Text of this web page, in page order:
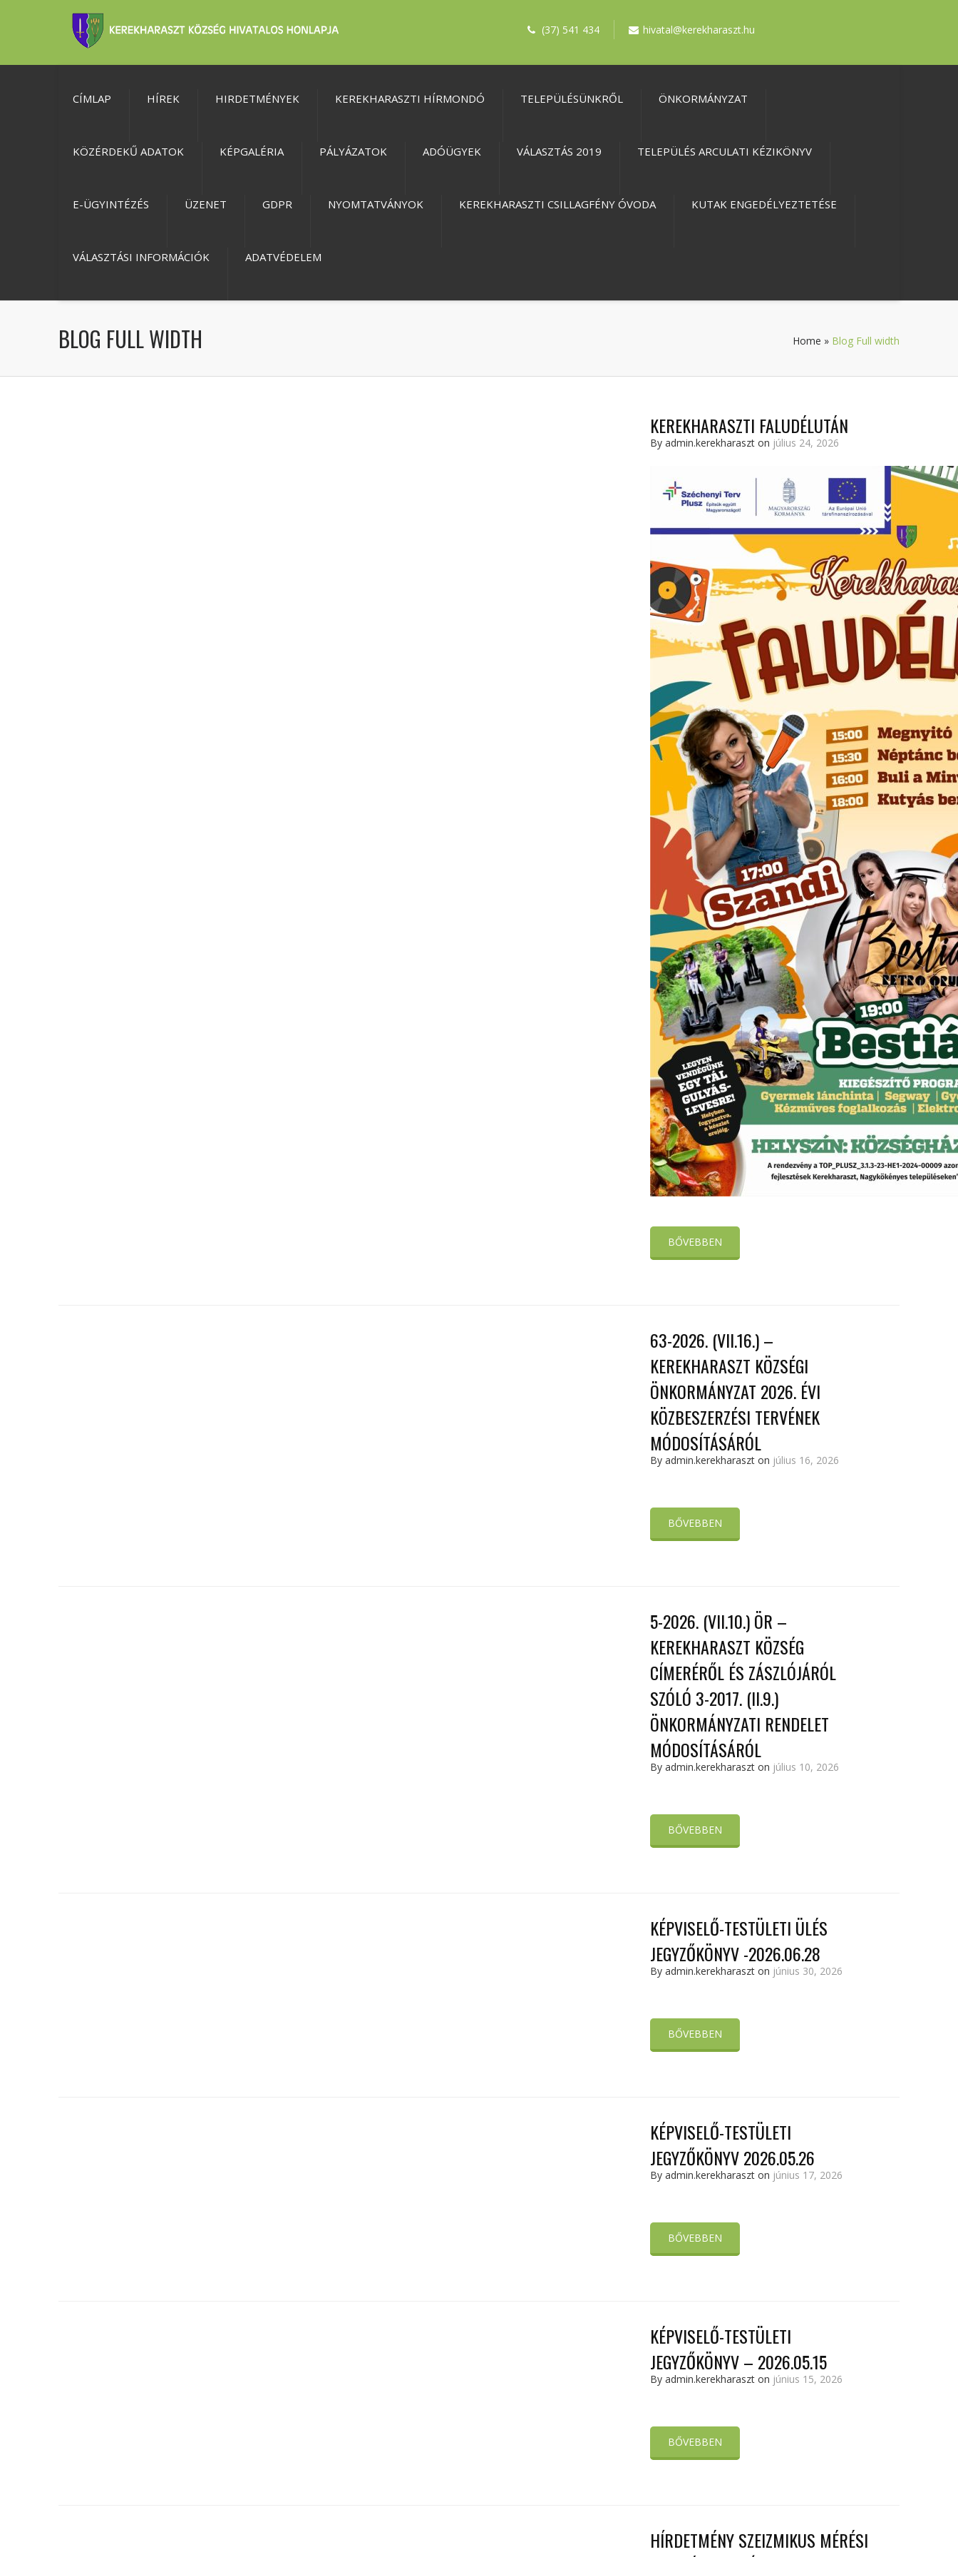
(37) 541 434 hivatal@kerekharaszt.hu
CÍMLAP HÍREK HIRDETMÉNYEK KEREKHARASZTI HÍRMONDÓ TELEPÜLÉSÜNKRŐL ÖNKORMÁNYZAT
KÖZÉRDEKŰ ADATOK KÉPGALÉRIA PÁLYÁZATOK ADÓÜGYEK VÁLASZTÁS 2019 TELEPÜLÉS ARCULATI KÉZIKÖNYV
E-ÜGYINTÉZÉS ÜZENET GDPR NYOMTATVÁNYOK KEREKHARASZTI CSILLAGFÉNY ÓVODA KUTAK ENGEDÉLYEZTETÉSE
VÁLASZTÁSI INFORMÁCIÓK ADATVÉDELEM
BLOG FULL WIDTH Home » Blog Full width
KEREKHARASZTI FALUDÉLUTÁN
By admin.kerekharaszt on július 24, 2026
BŐVEBBEN
63-2026. (VII.16.) –
KEREKHARASZT KÖZSÉGI
ÖNKORMÁNYZAT 2026. ÉVI
KÖZBESZERZÉSI TERVÉNEK
MÓDOSÍTÁSÁRÓL
By admin.kerekharaszt on július 16, 2026
BŐVEBBEN
5-2026. (VII.10.) ÖR –
KEREKHARASZT KÖZSÉG
CÍMERÉRŐL ÉS ZÁSZLÓJÁRÓL
SZÓLÓ 3-2017. (II.9.)
ÖNKORMÁNYZATI RENDELET
MÓDOSÍTÁSÁRÓL
By admin.kerekharaszt on július 10, 2026
BŐVEBBEN
KÉPVISELŐ-TESTÜLETI ÜLÉS
JEGYZŐKÖNYV -2026.06.28
By admin.kerekharaszt on június 30, 2026
BŐVEBBEN
KÉPVISELŐ-TESTÜLETI
JEGYZŐKÖNYV 2026.05.26
By admin.kerekharaszt on június 17, 2026
BŐVEBBEN
KÉPVISELŐ-TESTÜLETI
JEGYZŐKÖNYV – 2026.05.15
By admin.kerekharaszt on június 15, 2026
BŐVEBBEN
HÍRDETMÉNY SZEIZMIKUS MÉRÉSI